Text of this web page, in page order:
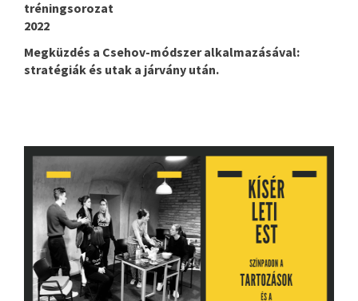
tréningsorozat
2022
Megküzdés a Csehov-módszer alkalmazásával:
stratégiák és utak a járvány után.